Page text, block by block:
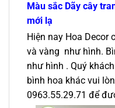
Màu sắc Dãy cây
mới lạ
Hiện nay Hoa Decor
và vàng như hình.
như hình . Quý
bình hoa khác vui
0963.55.29.71 để